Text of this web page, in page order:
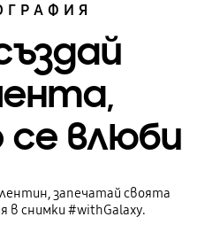
влюби
запечатай своята
в снимки #withGalaxy.